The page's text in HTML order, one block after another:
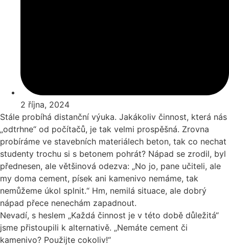
2 října, 2024
Stále probíhá distanční výuka. Jakákoliv činnost, která nás
„odtrhne“ od počítačů, je tak velmi prospěšná. Zrovna
probíráme ve stavebních materiálech beton, tak co nechat
studenty trochu si s betonem pohrát? Nápad se zrodil, byl
přednesen, ale většinová odezva: „No jo, pane učiteli, ale
my doma cement, písek ani kamenivo nemáme, tak
nemůžeme úkol splnit.“ Hm, nemilá situace, ale dobrý
nápad přece nenechám zapadnout.
Nevadí, s heslem „Každá činnost je v této době důležitá“
jsme přistoupili k alternativě. „Nemáte cement či
kamenivo? Použijte cokoliv!“